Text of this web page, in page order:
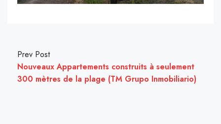
Prev Post
Nouveaux Appartements construits à seulement
300 mètres de la plage (TM Grupo Inmobiliario)